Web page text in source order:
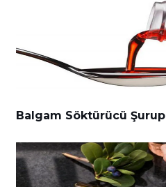
Balgam Söktürücü Şurup